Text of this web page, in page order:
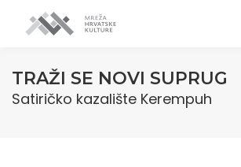
TRAŽI SE NOVI SUPRUG
Satiričko kazalište Kerempuh